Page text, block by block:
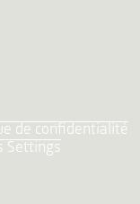
de confidentialité
Settings